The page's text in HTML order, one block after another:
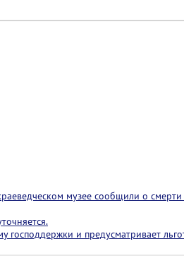
музее сообщили о
господдержки и предусматривает